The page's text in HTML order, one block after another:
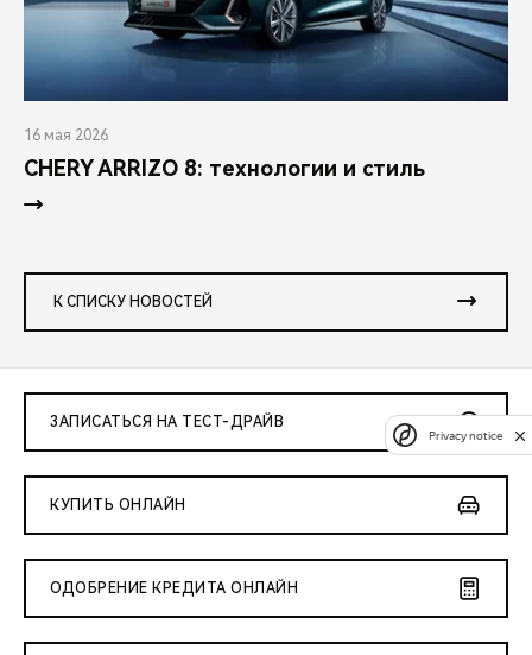
16 мая 2026
CHERY ARRIZO 8: технологии и стиль
К СПИСКУ НОВОСТЕЙ
ЗАПИСАТЬСЯ НА ТЕСТ-ДРАЙВ
КУПИТЬ ОНЛАЙН
ОДОБРЕНИЕ КРЕДИТА ОНЛАЙН
Privacy notice